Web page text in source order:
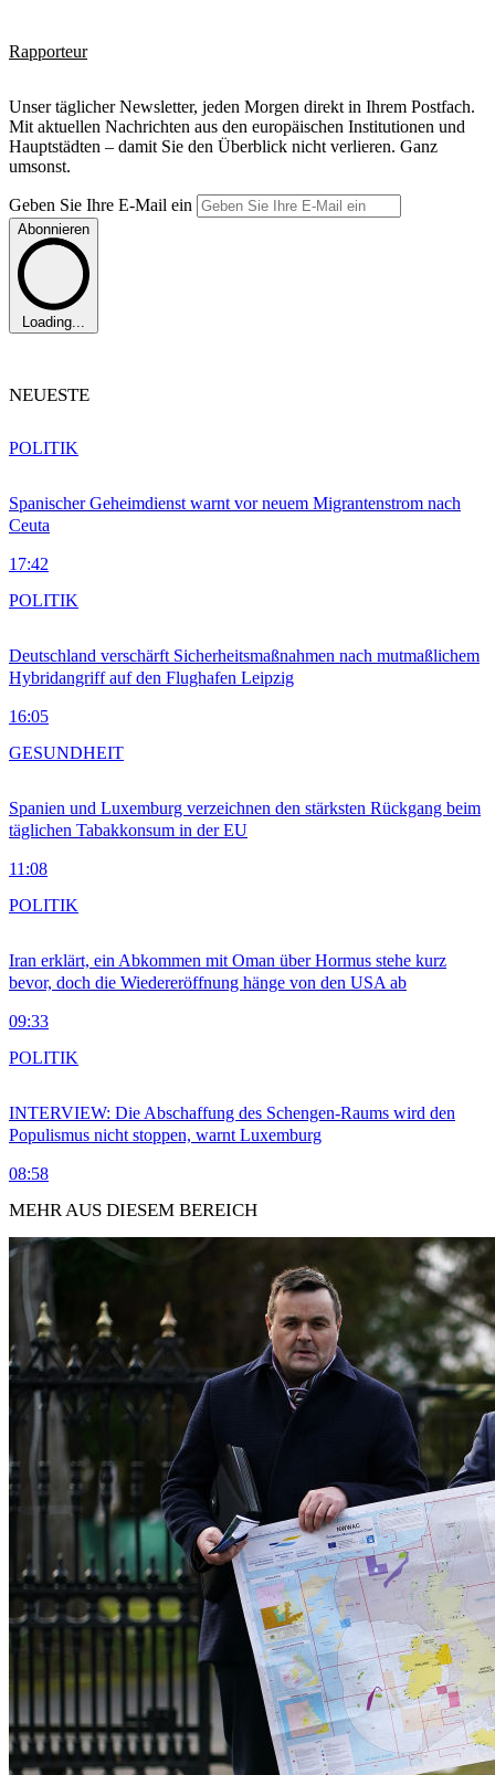
Rapporteur
Unser täglicher Newsletter, jeden Morgen direkt in Ihrem Postfach.
Mit aktuellen Nachrichten aus den europäischen Institutionen und
Hauptstädten – damit Sie den Überblick nicht verlieren. Ganz
umsonst.
Geben Sie Ihre E-Mail ein
Abonnieren
Loading...
NEUESTE
Spanischer Geheimdienst warnt vor neuem Migrantenstrom nach
Ceuta
17:42
POLITIK
Deutschland verschärft Sicherheitsmaßnahmen nach mutmaßlichem
Hybridangriff auf den Flughafen Leipzig
16:05
POLITIK
Spanien und Luxemburg verzeichnen den stärksten Rückgang beim
täglichen Tabakkonsum in der EU
11:08
GESUNDHEIT
Iran erklärt, ein Abkommen mit Oman über Hormus stehe kurz
bevor, doch die Wiedereröffnung hänge von den USA ab
09:33
POLITIK
INTERVIEW: Die Abschaffung des Schengen-Raums wird den
Populismus nicht stoppen, warnt Luxemburg
08:58
POLITIK
MEHR AUS DIESEM BEREICH